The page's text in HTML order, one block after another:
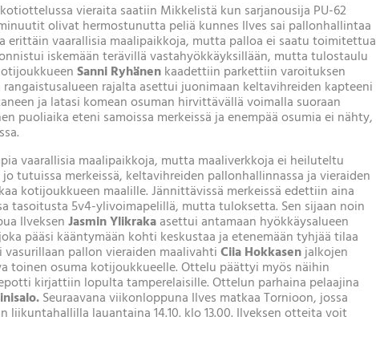
vieraita saatiin Mikkelistä kun sarjanousija PU-62
olivat hermostunutta peliä kunnes Ilves sai pallonhallintaa
erittäin vaarallisia maalipaikkoja, mutta palloa ei saatu toimitettua
iskemään terävillä vastahyökkäyksillään, mutta tulostaulu
Sanni Ryhänenkaadettiin parkettiin varoituksen
rajalta asettui juonimaan keltavihreiden kapteeni
ja latasi komean osuman hirvittävällä voimalla suoraan
puoliaika eteni samoissa merkeissä ja enempää osumia ei nähty,
vaarallisia maalipaikkoja, mutta maaliverkkoja ei heiluteltu
tutuissa merkeissä, keltavihreiden pallonhallinnassa ja vieraiden
kotijoukkueen maalille. Jännittävissä merkeissä edettiin aina
tasoitusta 5v4-ylivoimapelillä, mutta tuloksetta. Sen sijaan noin
IlveksenJasmin Ylikrakaasettui antamaan hyökkäysalueen
pääsi kääntymään kohti keskustaa ja etenemään tyhjää tilaa
pallon vieraiden maalivahtiCiia Hokkasenjalkojen
toinen osuma kotijoukkueelle. Ottelu päättyi myös näihin
kirjattiin lopulta tamperelaisille. Ottelun parhaina pelaajina
Seuraavana viikonloppuna Ilves matkaa Tornioon, jossa
liikuntahallilla lauantaina 14.10. klo 13.00. Ilveksen otteita voit